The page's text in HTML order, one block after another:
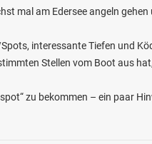
mal am Edersee angeln
interessante Tiefen und
Stellen vom Boot aus
zu bekommen – ein paar